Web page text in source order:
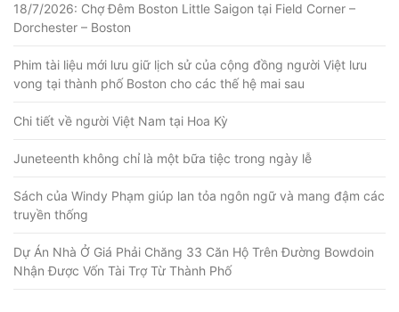
18/7/2026: Chợ Đêm Boston Little Saigon tại Field Corner –
Dorchester – Boston
Phim tài liệu mới lưu giữ lịch sử của cộng đồng người Việt lưu
vong tại thành phố Boston cho các thế hệ mai sau
Chi tiết về người Việt Nam tại Hoa Kỳ
Juneteenth không chỉ là một bữa tiệc trong ngày lễ
Sách của Windy Phạm giúp lan tỏa ngôn ngữ và mang đậm các
truyền thống
Dự Án Nhà Ở Giá Phải Chăng 33 Căn Hộ Trên Đường Bowdoin
Nhận Được Vốn Tài Trợ Từ Thành Phố